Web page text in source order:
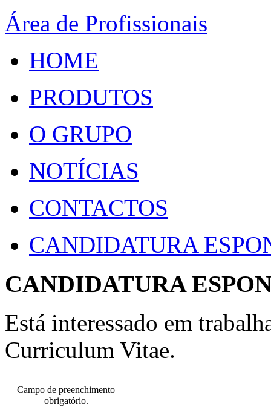
Área de Profissionais
HOME
PRODUTOS
O GRUPO
NOTÍCIAS
CONTACTOS
CANDIDATURA
CANDIDATURA
Está interessado em
Curriculum Vitae.
Campo de preenchimento
obrigatório.